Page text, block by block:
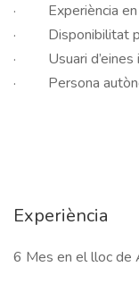
·
·
·         Usuari
·         Persona
Experiència
6 Mes en el lloc de